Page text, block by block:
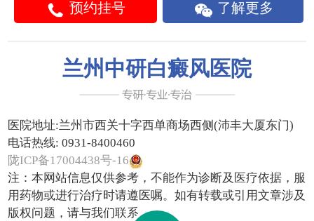
预约挂号 了解更多
兰州中研白癜风医院
医院地址:兰州市西关十字西单商场西侧(沛丰大厦东门)
电话热线: 0931-8400460
陇ICP备17004438号-16
注：本网站信息仅供参考，不能作为诊断及医疗依据，服
用药物或进行治疗时请遵医嘱。如有转载或引用文章涉及
版权问题，请与我们联系。